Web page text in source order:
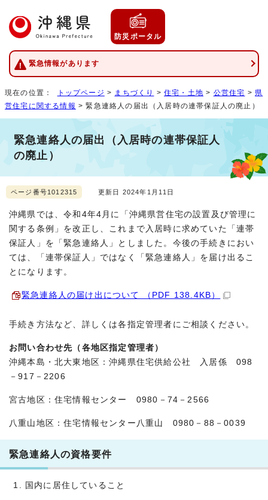
防災ポータル
緊急情報があります
現在の位置： トップページ > まちづくり >住宅・土地 > 公営住宅 > 県
営住宅に関する情報 > 緊急連絡人の届出（入居時の連帯保証人の廃止）
緊急連絡人の届出（入居時の連帯保証人
の廃止）
ページ番号1012315 更新日 2024年1月11日
沖縄県では、令和4年4月に「沖縄県営住宅の設置及び管理に
関する条例」を改正し、これまで入居時に求めていた「連帯
保証人」を「緊急連絡人」としました。今後の手続きにおい
ては、「連帯保証人」ではなく「緊急連絡人」を届け出るこ
とになります。
緊急連絡人の届け出について （PDF 138.4KB）
手続き方法など、詳しくは各指定管理者にご相談ください。
お問い合わせ先（各地区指定管理者）
沖縄本島・北大東地区：沖縄県住宅供給公社 入居係 098
－917－2206
宮古地区：住宅情報センター 0980－74－2566
八重山地区：住宅情報センター八重山 0980－88－0039
緊急連絡人の資格要件
国内に居住していること